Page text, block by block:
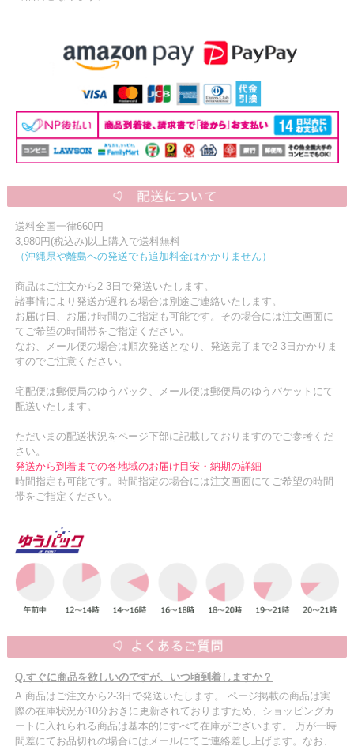
送料全国一律660円
3,980円(税込み)以上購入で送料無料
（沖縄県や離島への発送でも追加料金はかかりません）
商品はご注文から2-3日で発送いたします。
諸事情により発送が遅れる場合は別途ご連絡いたします。
お届け日、お届け時間のご指定も可能です。その場合には注文画面に
てご希望の時間帯をご指定ください。
なお、メール便の場合は順次発送となり、発送完了まで2-3日かかりま
すのでご注意ください。
宅配便は郵便局のゆうパック、メール便は郵便局のゆうパケットにて
配送いたします。
ただいまの配送状況をページ下部に記載しておりますのでご参考くだ
さい。
発送から到着までの各地域のお届け目安・納期の詳細
時間指定も可能です。時間指定の場合には注文画面にてご希望の時間
帯をご指定ください。
Q.すぐに商品を欲しいのですが、いつ頃到着しますか？
A.商品はご注文から2-3日で発送いたします。 ページ掲載の商品は実
際の在庫状況が10分おきに更新されておりますため、ショッピングカ
ートに入れられる商品は基本的にすべて在庫がございます。 万が一時
間差にてお品切れの場合にはメールにてご連絡差し上げます。なお、